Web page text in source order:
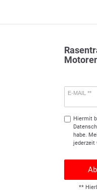
E-MAIL **
Hiermit
habe.
jederzeit
**